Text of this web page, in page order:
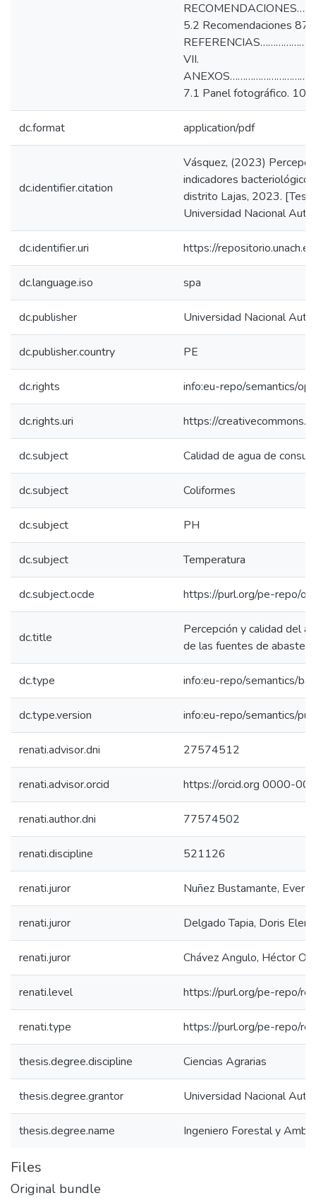
5.2 Recomendaciones 87
VII.
7.1 Panel fotográfico.
dc.format application/pdf
dc.identifier.citation
Vásquez, (2023)
indicadores
distrito Lajas, 2023.
Universidad Nacional
dc.identifier.uri https://
dc.language.iso spa
dc.publisher Universidad Nacional
dc.publisher.country PE
dc.rights info:eu-repo/semantics/
dc.rights.uri https://
dc.subject Calidad de agua de
dc.subject Coliformes
dc.subject PH
dc.subject Temperatura
dc.subject.ocde https://purl.org/pe-repo/
dc.title
Percepción y calidad del
de las fuentes de
dc.type info:eu-repo/semantics/
dc.type.version info:eu-repo/semantics/
renati.advisor.dni 27574512
renati.advisor.orcid https://orcid.org 0000-
renati.author.dni 77574502
renati.discipline 521126
renati.juror Nuñez Bustamante, Ever
renati.juror Delgado Tapia, Doris Elena
renati.juror Chávez Angulo, Héctor
renati.level https://purl.org/pe-repo/
renati.type https://purl.org/pe-repo/
thesis.degree.discipline Ciencias Agrarias
thesis.degree.grantor Universidad Nacional
thesis.degree.name Ingeniero Forestal y
Files
Original bundle